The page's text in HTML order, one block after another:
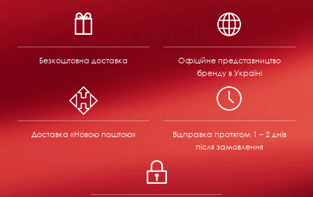
Безкоштовна доставка
Офіційне представництво
бренду в Україні
Доставка «Новою поштою» Відправка протягом 1 – 2 днів
після замовлення